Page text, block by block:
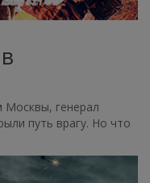
Москвы, генерал
путь врагу. Но что